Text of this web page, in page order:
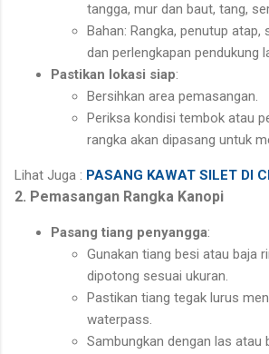
tangga, mur dan baut, tang,
Bahan: Rangka, penutup atap,
dan perlengkapan pendukung
Pastikan lokasi siap:
Bersihkan area pemasangan.
Periksa kondisi tembok atau
rangka akan dipasang untuk
Lihat Juga : PASANG KAWAT SILET DI
2. Pemasangan Rangka Kanopi
Pasang tiang penyangga:
Gunakan tiang besi atau baja
dipotong sesuai ukuran.
Pastikan tiang tegak lurus
waterpass.
Sambungkan dengan las atau